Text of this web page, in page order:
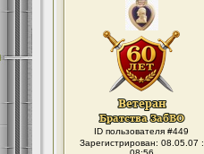
ID пользователя #449
Зарегистрирован: 08.05.07 :